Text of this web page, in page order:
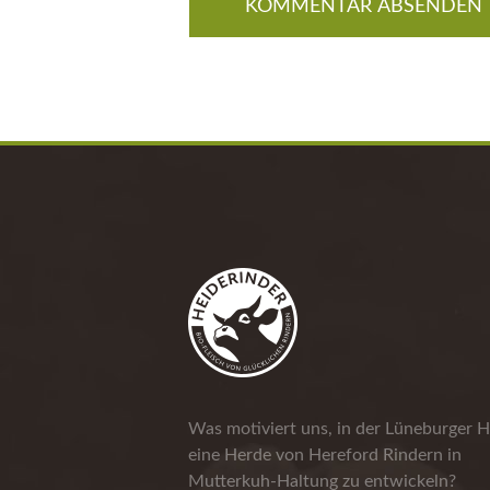
Was motiviert uns, in der Lüneburger
eine Herde von Hereford Rindern in
Mutterkuh-Haltung zu entwickeln?